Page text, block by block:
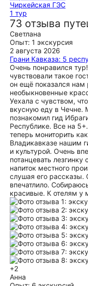
Чиркейская ГЭС
1 тур
73 отзыва
Светлана
Опыт: 1 экскурсия
2 августа 2026
Грани Кавказа: 5
Очень понравился
чувствовали такое
он ещё показался
необыкновенные
Уехала с чувством,
вкусную еду в Чечне.
познакомил гид
Республике. Все на
теперь мониторить
Владикавказе нашим
и культурой. Очень
потанцевать
напиток местного
слушая его рассказы.
впечатлило.
красивые. К отелям у
+2
Анна